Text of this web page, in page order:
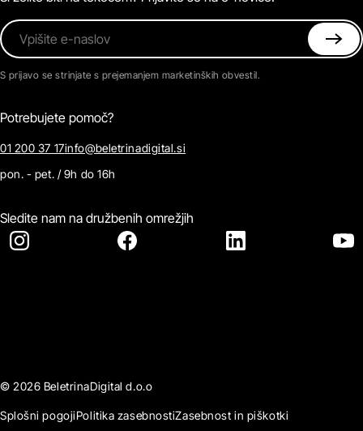
Vpišite e-naslov
S prijavo se strinjate s prejemanjem marketinških obvestil.
Potrebujete pomoč?
01 200 37 17info@beletrinadigital.si
pon. - pet. / 9h do 16h
Sledite nam na družbenih omrežjih
© 2026 BeletrinaDigital d.o.o
Splošni pogojiPolitika zasebnostiZasebnost in piškotki